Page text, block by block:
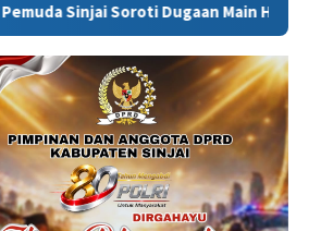
Dugaan Main Hakim Sendiri di Morowali: